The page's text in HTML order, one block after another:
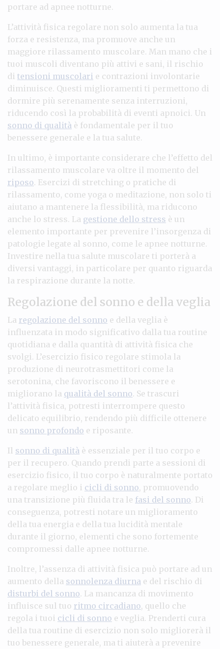
portare ad apnee notturne.
L’attività fisica regolare non solo aumenta la tua
forza e resistenza, ma promuove anche un
maggiore rilassamento muscolare. Man mano che i
tuoi muscoli diventano più attivi e sani, il rischio
di tensioni muscolari e contrazioni involontarie
diminuisce. Questi miglioramenti ti permettono di
dormire più serenamente senza interruzioni,
riducendo così la probabilità di eventi apnoici. Un
sonno di qualità è fondamentale per il tuo
benessere generale e la tua salute.
In ultimo, è importante considerare che l’effetto del
rilassamento muscolare va oltre il momento del
riposo. Esercizi di stretching o pratiche di
rilassamento, come yoga o meditazione, non solo ti
aiutano a mantenere la flessibilità, ma riducono
anche lo stress. La gestione dello stress è un
elemento importante per prevenire l’insorgenza di
patologie legate al sonno, come le apnee notturne.
Investire nella tua salute muscolare ti porterà a
diversi vantaggi, in particolare per quanto riguarda
la respirazione durante la notte.
Regolazione del sonno e della veglia
La regolazione del sonno e della veglia è
influenzata in modo significativo dalla tua routine
quotidiana e dalla quantità di attività fisica che
svolgi. L’esercizio fisico regolare stimola la
produzione di neurotrasmettitori come la
serotonina, che favoriscono il benessere e
migliorano la qualità del sonno. Se trascuri
l’attività fisica, potresti interrompere questo
delicato equilibrio, rendendo più difficile ottenere
un sonno profondo e riposante.
Il sonno di qualità è essenziale per il tuo corpo e
per il recupero. Quando prendi parte a sessioni di
esercizio fisico, il tuo corpo è naturalmente portato
a regolare meglio i cicli di sonno, promuovendo
una transizione più fluida tra le fasi del sonno. Di
conseguenza, potresti notare un miglioramento
della tua energia e della tua lucidità mentale
durante il giorno, elementi che sono fortemente
compromessi dalle apnee notturne.
Inoltre, l’assenza di attività fisica può portare ad un
aumento della sonnolenza diurna e del rischio di
disturbi del sonno. La mancanza di movimento
influisce sul tuo ritmo circadiano, quello che
regola i tuoi cicli di sonno e veglia. Prenderti cura
della tua routine di esercizio non solo migliorerà il
tuo benessere generale, ma ti aiuterà a prevenire